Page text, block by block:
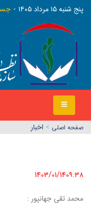
پنج شنبه ١٥ مرداد ١٤٠٥
صفحه اصلي > اخبار
1403/01/14٠٩:٣٨
محمد تقی جهانپور :